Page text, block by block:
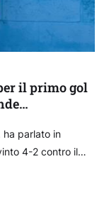
il primo gol
ha parlato in
4-2 contro il